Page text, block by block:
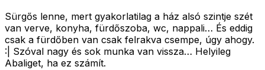
Sürgős lenne, mert gyakorlatilag a ház alsó szintje szét
van verve, konyha, fürdőszoba, wc, nappali… És eddig
csak a fürdőben van csak felrakva csempe, úgy ahogy.
:| Szóval nagy és sok munka van vissza… Helyileg
Abaliget, ha ez számít.